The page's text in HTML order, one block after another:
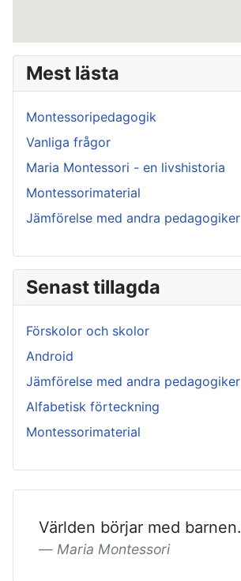
Mest lästa
Montessoripedagogik
Vanliga frågor
Maria Montessori - en livshistoria
Montessorimaterial
Jämförelse med andra pedagogiker
Senast tillagda
Förskolor och skolor
Android
Jämförelse med andra pedagogiker
Alfabetisk förteckning
Montessorimaterial
Världen börjar med barnen.
Maria Montessori